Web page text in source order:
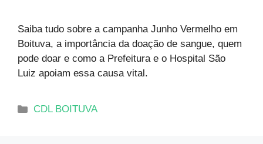
Saiba tudo sobre a campanha Junho Vermelho em
Boituva, a importância da doação de sangue, quem
pode doar e como a Prefeitura e o Hospital São
Luiz apoiam essa causa vital.
CDL BOITUVA